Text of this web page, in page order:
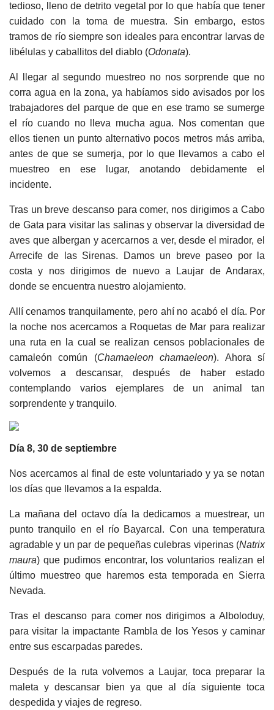
tedioso, lleno de detrito vegetal por lo que había que tener
cuidado con la toma de muestra. Sin embargo, estos
tramos de río siempre son ideales para encontrar larvas de
libélulas y caballitos del diablo (Odonata).
Al llegar al segundo muestreo no nos sorprende que no
corra agua en la zona, ya habíamos sido avisados por los
trabajadores del parque de que en ese tramo se sumerge
el río cuando no lleva mucha agua. Nos comentan que
ellos tienen un punto alternativo pocos metros más arriba,
antes de que se sumerja, por lo que llevamos a cabo el
muestreo en ese lugar, anotando debidamente el
incidente.
Tras un breve descanso para comer, nos dirigimos a Cabo
de Gata para visitar las salinas y observar la diversidad de
aves que albergan y acercarnos a ver, desde el mirador, el
Arrecife de las Sirenas. Damos un breve paseo por la
costa y nos dirigimos de nuevo a Laujar de Andarax,
donde se encuentra nuestro alojamiento.
Allí cenamos tranquilamente, pero ahí no acabó el día. Por
la noche nos acercamos a Roquetas de Mar para realizar
una ruta en la cual se realizan censos poblacionales de
camaleón común (Chamaeleon chamaeleon). Ahora sí
volvemos a descansar, después de haber estado
contemplando varios ejemplares de un animal tan
sorprendente y tranquilo.
Día 8, 30 de septiembre
Nos acercamos al final de este voluntariado y ya se notan
los días que llevamos a la espalda.
La mañana del octavo día la dedicamos a muestrear, un
punto tranquilo en el río Bayarcal. Con una temperatura
agradable y un par de pequeñas culebras viperinas (Natrix
maura) que pudimos encontrar, los voluntarios realizan el
último muestreo que haremos esta temporada en Sierra
Nevada.
Tras el descanso para comer nos dirigimos a Alboloduy,
para visitar la impactante Rambla de los Yesos y caminar
entre sus escarpadas paredes.
Después de la ruta volvemos a Laujar, toca preparar la
maleta y descansar bien ya que al día siguiente toca
despedida y viajes de regreso.